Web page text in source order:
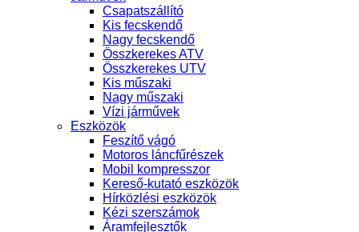
Csapatszállító
Kis fecskendő
Nagy fecskendő
Összkerekes ATV
Összkerekes UTV
Kis műszaki
Nagy műszaki
Vízi járművek
Eszközök
Feszítő vágó
Motoros láncfűrészek
Mobil kompresszor
Kereső-kutató eszközök
Hírközlési eszközök
Kézi szerszámok
Áramfejlesztők